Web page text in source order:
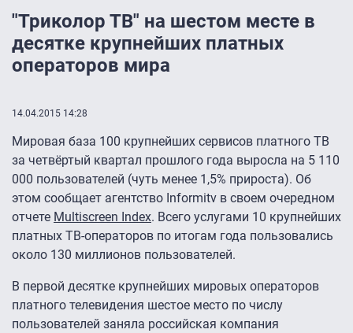
"Триколор ТВ" на шестом месте в
десятке крупнейших платных
операторов мира
14.04.2015 14:28
Мировая база 100 крупнейших сервисов платного ТВ
за четвёртый квартал прошлого года выросла на 5 110
000 пользователей (чуть менее 1,5% прироста). Об
этом сообщает агентство Informitv в своем очередном
отчете Multiscreen Index. Всего услугами 10 крупнейших
платных ТВ-операторов по итогам года пользовались
около 130 миллионов пользователей.
В первой десятке крупнейших мировых операторов
платного телевидения шестое место по числу
пользователей заняла российская компания